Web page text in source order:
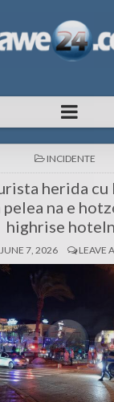
pa Aruba
POSTED
INCIDENTE
herida cu
na e
highrise
7, 2026 LEAVE